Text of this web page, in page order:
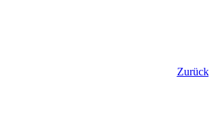
Zurück